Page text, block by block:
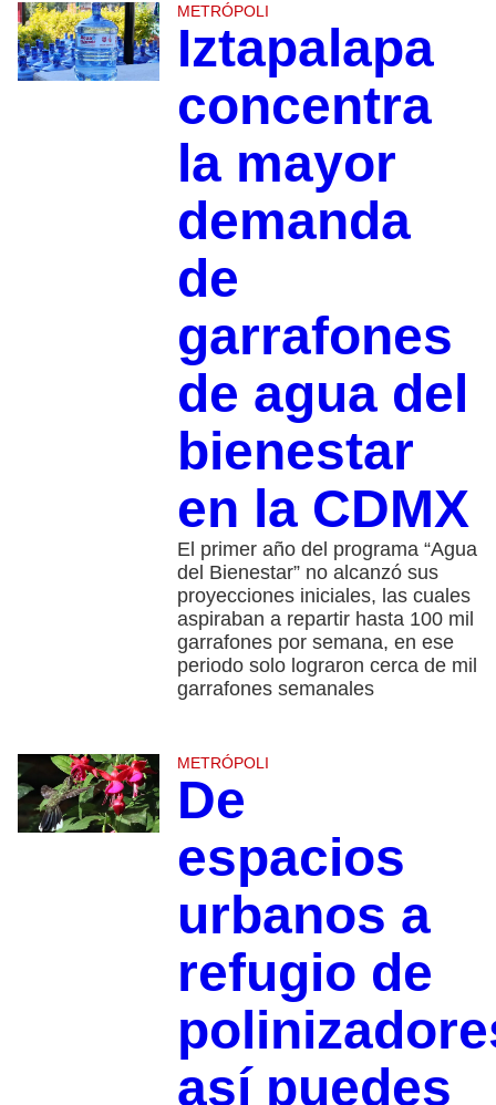
METRÓPOLI
Iztapalapa
concentra
la mayor
demanda
de
garrafones
de agua del
bienestar
en la CDMX
El primer año del programa “Agua
del Bienestar” no alcanzó sus
proyecciones iniciales, las cuales
aspiraban a repartir hasta 100 mil
garrafones por semana, en ese
periodo solo lograron cerca de mil
garrafones semanales
METRÓPOLI
De
espacios
urbanos a
refugio de
así puedes